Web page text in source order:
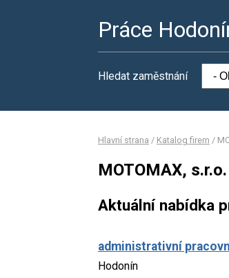
Práce
Hledat zaměstnání
Hlavní strana / Katalog firem /
MOTOMAX, s.r.o.
Aktuální nabídka
administrativní
Hodonín